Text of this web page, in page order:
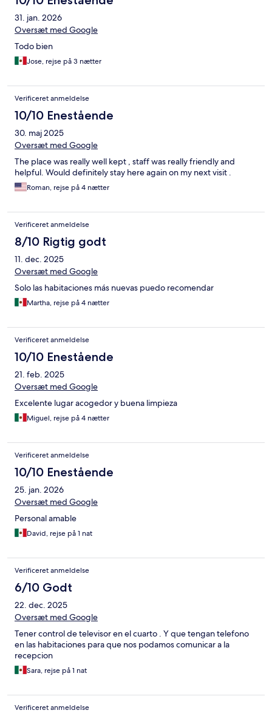
31. jan. 2026
Oversæt med Google
Todo bien
Jose, rejse på 3 nætter
Verificeret anmeldelse
10/10 Enestående
30. maj 2025
Oversæt med Google
The place was really well kept , staff was really friendly and
helpful. Would definitely stay here again on my next visit .
Roman, rejse på 4 nætter
Verificeret anmeldelse
8/10 Rigtig godt
11. dec. 2025
Oversæt med Google
Solo las habitaciones más nuevas puedo recomendar
Martha, rejse på 4 nætter
Verificeret anmeldelse
10/10 Enestående
21. feb. 2025
Oversæt med Google
Excelente lugar acogedor y buena limpieza
Miguel, rejse på 4 nætter
Verificeret anmeldelse
10/10 Enestående
25. jan. 2026
Oversæt med Google
Personal amable
David, rejse på 1 nat
Verificeret anmeldelse
6/10 Godt
22. dec. 2025
Oversæt med Google
Tener control de televisor en el cuarto . Y que tengan telefono
en las habitaciones para que nos podamos comunicar a la
recepcion
Sara, rejse på 1 nat
Verificeret anmeldelse